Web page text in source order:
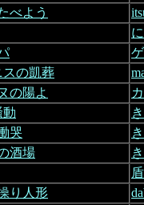
べよう
スの凱葬
の陽よ
動
哭
酒場
り人形